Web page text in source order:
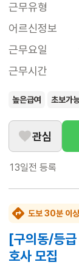
근무유형
어르신정보
근무요일
근무시간
높은급여 초보가
관심
13일전 등록
도보 30분 이
[구의동/등
호사 모집